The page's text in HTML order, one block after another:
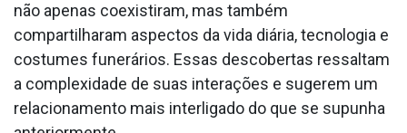
não apenas coexistiram, mas também
compartilharam aspectos da vida diária, tecnologia e
costumes funerários. Essas descobertas ressaltam
a complexidade de suas interações e sugerem um
relacionamento mais interligado do que se supunha